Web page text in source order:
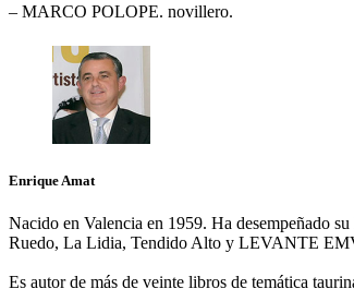
– MARCO POLOPE. novillero.
Enrique Amat
Nacido en Valencia en 1959. Ha desempeñado
Ruedo, La Lidia, Tendido Alto y LEVANTE
Es autor de más de veinte libros de temática